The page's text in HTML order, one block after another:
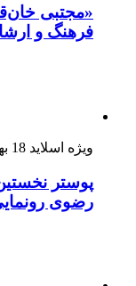
«مجتبی
فرهنگ و
ویژه اسلاید 18 بهمن 1403
پوستر
رضوی